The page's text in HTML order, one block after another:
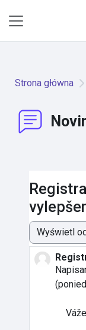
Strona główna
Sposób
(